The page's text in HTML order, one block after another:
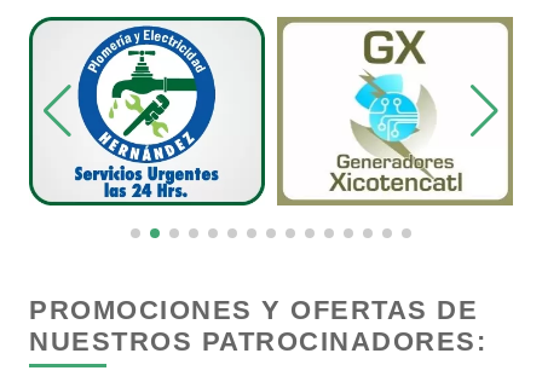
Carnicerías
Carpinterías
Centros Comerciales
Centros de Nutrición
PROMOCIONES Y OFERTAS DE
NUESTROS PATROCINADORES: